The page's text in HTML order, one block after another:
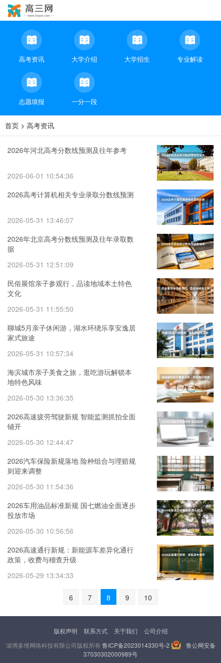
高考资讯 大学介绍 大学招生 专业解读
志愿填报 一分一段
首页 > 高考资讯
2026年河北高考分数线预测及往年参考
2026-06-01 10:54:36
2026高考计算机相关专业录取分数线预测
2026-05-31 13:46:07
2026年北京高考分数线预测及往年录取数
据
2026-05-31 12:51:09
民俗展馆亲子参观行，品读地域本土特色
文化
2026-05-31 11:55:50
聊城5月亲子休闲游，湖水环绕乐享安逸居
家式旅途
2026-05-31 10:57:34
海滨城市亲子美食之旅，逛吃游玩解锁本
地特色风味
2026-05-30 13:36:35
2026高速疲劳驾驶新规 智能监测抓拍全面
铺开
2026-05-30 12:44:47
2026汽车保险新规落地 险种组合与理赔规
则迎来调整
2026-05-30 11:54:36
2026车用油品标准新规 国七燃油全面逐步
投放市场
2026-05-30 10:56:56
2026高速通行新规：新能源车差异化通行
政策，收费与稽查升级
2026-05-29 13:34:33
6 7 8 9 10
版权声明 联系方式 关于我们
公司介绍
淄博多维网络科技有限公司版权所有鲁ICP备2023014330号-2
鲁公网安备
37030302000989号